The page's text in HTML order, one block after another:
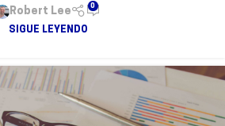
Robert Lee 0
SIGUE LEYENDO